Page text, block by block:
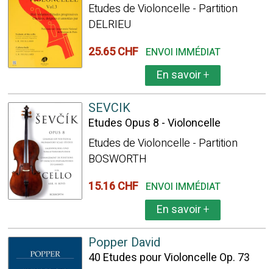
Etudes de Violoncelle - Partition
DELRIEU
25.65 CHF ENVOI IMMÉDIAT
En savoir+
SEVCIK
Etudes Opus 8 - Violoncelle
Etudes de Violoncelle - Partition
BOSWORTH
15.16 CHF ENVOI IMMÉDIAT
En savoir+
Popper David
40 Etudes pour Violoncelle Op. 73